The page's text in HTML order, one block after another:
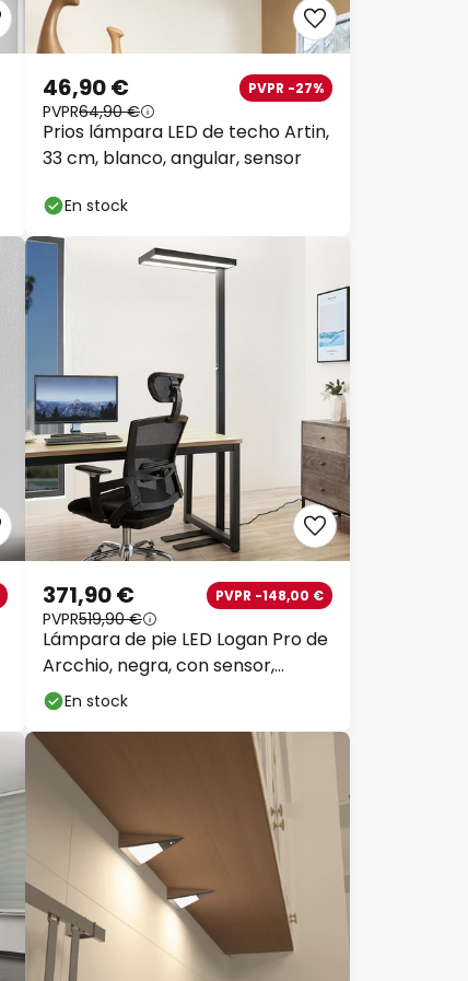
Prios lámpara LED de techo Artin,
33 cm, blanco, angular, sensor
46,90 € PVPR -27%
PVPR64,90 €
En stock
Lámpara de pie LED Logan Pro de
Arcchio, negra, con sensor,
atenuable
371,90 € PVPR -148,00 €
PVPR519,90 €
En stock